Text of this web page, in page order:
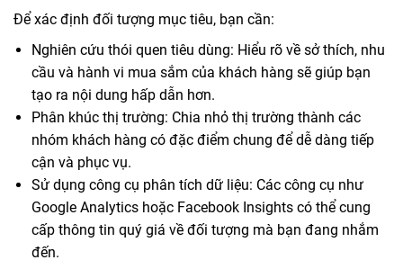
Để xác định đối tượng mục tiêu, bạn cần:
Nghiên cứu thói quen tiêu dùng: Hiểu rõ về sở thích, nhu
cầu và hành vi mua sắm của khách hàng sẽ giúp bạn
tạo ra nội dung hấp dẫn hơn.
Phân khúc thị trường: Chia nhỏ thị trường thành các
nhóm khách hàng có đặc điểm chung để dễ dàng tiếp
cận và phục vụ.
Sử dụng công cụ phân tích dữ liệu: Các công cụ như
Google Analytics hoặc Facebook Insights có thể cung
cấp thông tin quý giá về đối tượng mà bạn đang nhắm
đến.